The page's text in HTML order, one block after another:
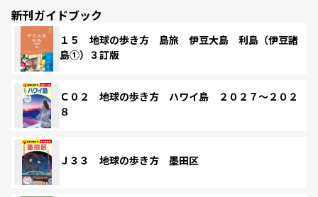
新刊ガイドブック
１５ 地球の歩き方 島旅 伊豆大島 利島（伊豆諸
島①）３訂版
Ｃ０２ 地球の歩き方 ハワイ島 ２０２７～２０２
８
Ｊ３３ 地球の歩き方 墨田区